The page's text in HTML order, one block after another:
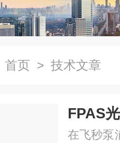
首页 > 技术文章
FPAS
在飞秒泵